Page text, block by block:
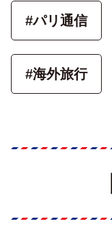
#パリ通信
#海外旅行